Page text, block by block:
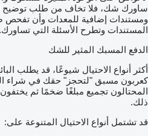
ساورك شك، فلا تخاف من طلب توضيح
ومستندات إضافية للمعدات وأن
المستندات وتطرح الأسئلة التي تساورك.
الدفع المسبك المثير للشك
أكثر أنواع الاحتيال شيوعًا، قد يطلب
كعربون مسبق "لتحجز" حقك في شراء
المحتالون تجميع مبلغًا ضخمًا ثم
ذلك.
قد تشتمل أنواع الاحتيال المتنوعة على: